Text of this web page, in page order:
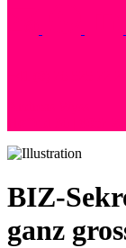
BIZ-
ganz